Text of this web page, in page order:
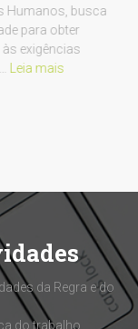
Humanos, busca
para obter
exigências
Leia mais
da Regra e do
do trabalho.